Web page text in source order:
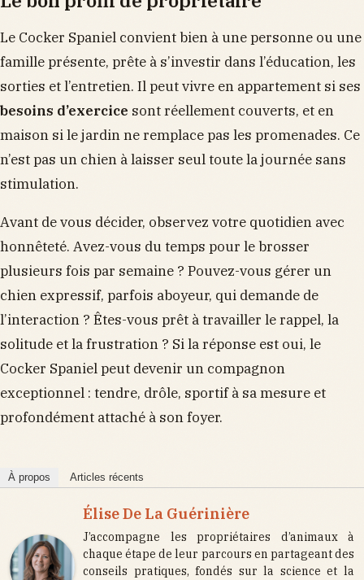
Le Cocker Spaniel convient bien à une personne ou une
famille présente, prête à s’investir dans l’éducation, les
sorties et l’entretien. Il peut vivre en appartement si ses
besoins d’exercice sont réellement couverts, et en
maison si le jardin ne remplace pas les promenades. Ce
n’est pas un chien à laisser seul toute la journée sans
stimulation.
Avant de vous décider, observez votre quotidien avec
honnêteté. Avez-vous du temps pour le brosser
plusieurs fois par semaine ? Pouvez-vous gérer un
chien expressif, parfois aboyeur, qui demande de
l’interaction ? Êtes-vous prêt à travailler le rappel, la
solitude et la frustration ? Si la réponse est oui, le
Cocker Spaniel peut devenir un compagnon
exceptionnel : tendre, drôle, sportif à sa mesure et
profondément attaché à son foyer.
À propos Articles récents
Élise De La Guérinière
J’accompagne les propriétaires d’animaux à
chaque étape de leur parcours en partageant des
conseils pratiques, fondés sur la science et la